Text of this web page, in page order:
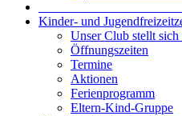
Kinder- und
Unser Club stellt sich
Öffnungszeiten
Termine
Aktionen
Ferienprogramm
Eltern-Kind-Gruppe